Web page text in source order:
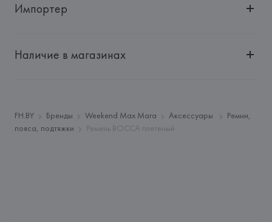
Импортер
"БелВиринея"
Адрес:
ИТАЛИЯ, Via Giulia Maramotti, 4, 42124 Reggio
Emilia,
Наличие в магазинах
FH.BY Бренды Weekend Max Mara Аксессуары
Ремни,
пояса, подтяжки
Ремень BOCCA плетеный